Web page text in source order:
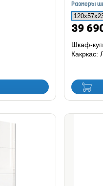
Размеры
39
Шкаф-
Какркас: